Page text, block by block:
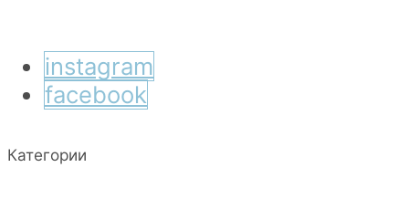
instagram
facebook
Категории